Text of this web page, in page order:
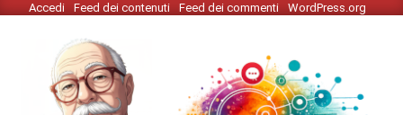
Skip Accedi Feed dei contenuti Feed dei commenti WordPress.org